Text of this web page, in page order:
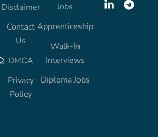
Disclaimer
Contact
Us
DMCA
Privacy
Policy
Jobs
Apprenticeship
Walk-In
Interviews
Diploma Jobs